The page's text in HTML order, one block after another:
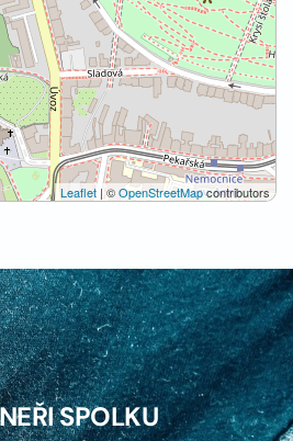
Leaflet | ©OpenStreetMapcontributors
SPOLKU